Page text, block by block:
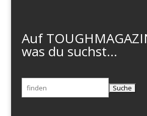
Auf
was du suchst...
Suchen
nach: